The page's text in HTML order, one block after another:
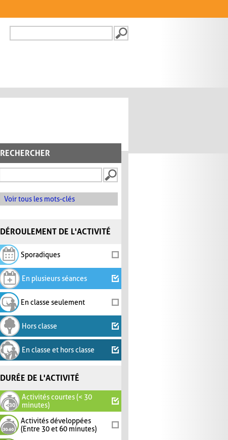
FORMULAIRE DE
RECHERCHER
Voir tous les mots-clés
DÉROULEMENT DE L'ACTIVITÉ
Sporadiques
En plusieurs séances
En classe seulement
Hors classe
En classe et hors classe
DURÉE DE L'ACTIVITÉ
Activités courtes (< 30
minutes)
Activités développées
(Entre 30 et 60 minutes)